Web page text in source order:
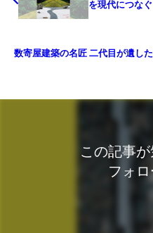
を現代につな
数寄屋建築の名匠 二代目が遺し
この記事
フォロ